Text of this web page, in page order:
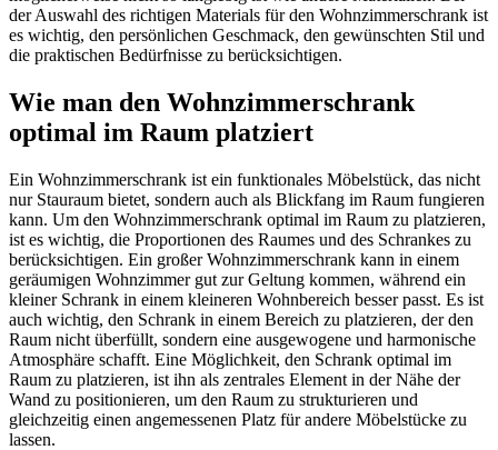
der Auswahl des richtigen Materials für den Wohnzimmerschrank ist
es wichtig, den persönlichen Geschmack, den gewünschten Stil und
die praktischen Bedürfnisse zu berücksichtigen.
Wie man den Wohnzimmerschrank
optimal im Raum platziert
Ein Wohnzimmerschrank ist ein funktionales Möbelstück, das nicht
nur Stauraum bietet, sondern auch als Blickfang im Raum fungieren
kann. Um den Wohnzimmerschrank optimal im Raum zu platzieren,
ist es wichtig, die Proportionen des Raumes und des Schrankes zu
berücksichtigen. Ein großer Wohnzimmerschrank kann in einem
geräumigen Wohnzimmer gut zur Geltung kommen, während ein
kleiner Schrank in einem kleineren Wohnbereich besser passt. Es ist
auch wichtig, den Schrank in einem Bereich zu platzieren, der den
Raum nicht überfüllt, sondern eine ausgewogene und harmonische
Atmosphäre schafft. Eine Möglichkeit, den Schrank optimal im
Raum zu platzieren, ist ihn als zentrales Element in der Nähe der
Wand zu positionieren, um den Raum zu strukturieren und
gleichzeitig einen angemessenen Platz für andere Möbelstücke zu
lassen.